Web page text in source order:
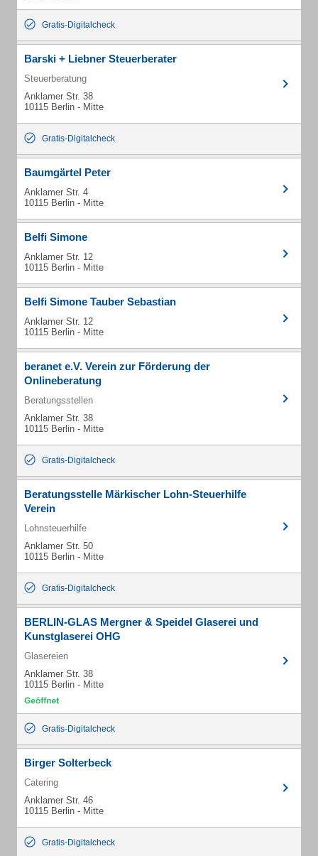
Gratis-Digitalcheck
Barski + Liebner Steuerberater
Steuerberatung
Anklamer Str. 38
10115 Berlin - Mitte
Gratis-Digitalcheck
Baumgärtel Peter
Anklamer Str. 4
10115 Berlin - Mitte
Belfi Simone
Anklamer Str. 12
10115 Berlin - Mitte
Belfi Simone Tauber Sebastian
Anklamer Str. 12
10115 Berlin - Mitte
beranet e.V. Verein zur Förderung der
Onlineberatung
Beratungsstellen
Anklamer Str. 38
10115 Berlin - Mitte
Gratis-Digitalcheck
Beratungsstelle Märkischer Lohn-Steuerhilfe
Verein
Lohnsteuerhilfe
Anklamer Str. 50
10115 Berlin - Mitte
Gratis-Digitalcheck
BERLIN-GLAS Mergner & Speidel Glaserei und
Kunstglaserei OHG
Glasereien
Anklamer Str. 38
10115 Berlin - Mitte
Gratis-Digitalcheck
Birger Solterbeck
Catering
Anklamer Str. 46
10115 Berlin - Mitte
Gratis-Digitalcheck